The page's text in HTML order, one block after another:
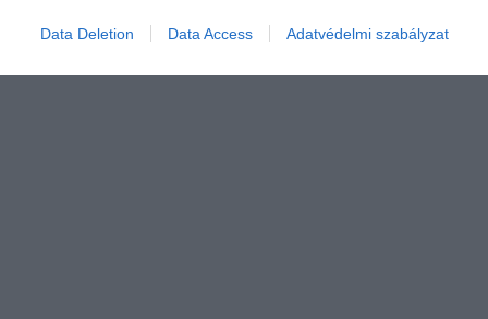
Data Deletion Data Access Adatvédelmi szabályzat